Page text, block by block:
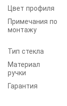
Цвет профиля
Примечания по
монтажу
Тип стекла
Материал
ручки
Гарантия